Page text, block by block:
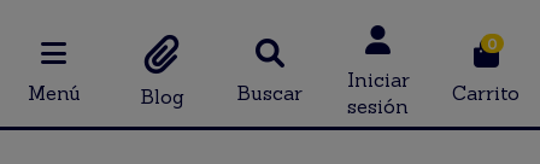
Menú Blog Buscar
Iniciar
sesión
0
Carrito